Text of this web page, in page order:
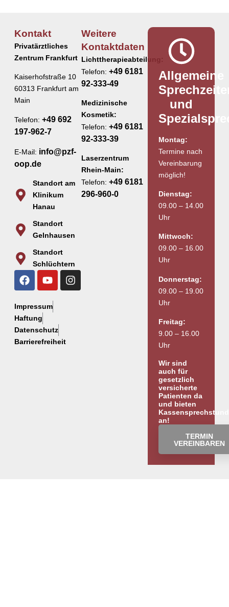
Kontakt
Privatärztliches
Zentrum Frankfurt
Kaiserhofstraße 10
60313 Frankfurt am
Main
Telefon: +49 692
197-962-7
E-Mail: info@pzf-
oop.de
Standort am
Klinikum
Hanau
Standort
Gelnhausen
Standort
Schlüchtern
Impressum
Haftung
Datenschutz
Barrierefreiheit
Weitere
Kontaktdaten
Lichttherapieabteilung:
Telefon: +49 6181
92-333-49
Medizinische
Kosmetik:
Telefon: +49 6181
92-333-39
Laserzentrum
Rhein-Main:
Telefon: +49 6181
296-960-0
Allgemeine
und
Montag:
Termine nach
Vereinbarung
möglich!
Dienstag:
09.00 – 14.00
Uhr
Mittwoch:
09.00 – 16.00
Uhr
Donnerstag:
09.00 – 19.00
Uhr
Freitag:
9.00 – 16.00
Uhr
Wir sind
auch für
gesetzlich
versicherte
Patienten da
und bieten
an!
TERMIN
VEREINBAREN